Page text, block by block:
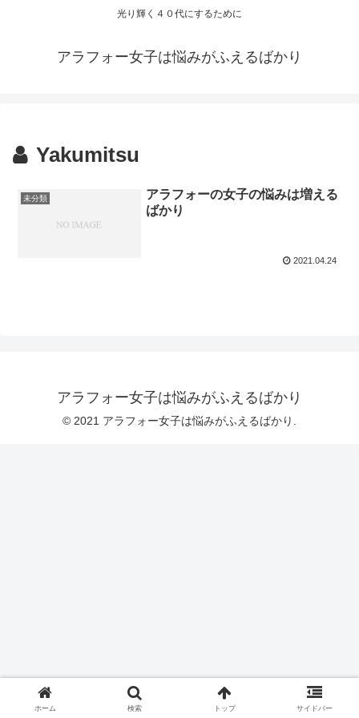
光り輝く４０代にするために
アラフォー女子は悩みがふえるばかり
Yakumitsu
未分類
アラフォーの女子の悩みは増える
ばかり
2021.04.24
アラフォー女子は悩みがふえるばかり
© 2021 アラフォー女子は悩みがふえるばかり.
ホーム 検索 トップ サイドバー